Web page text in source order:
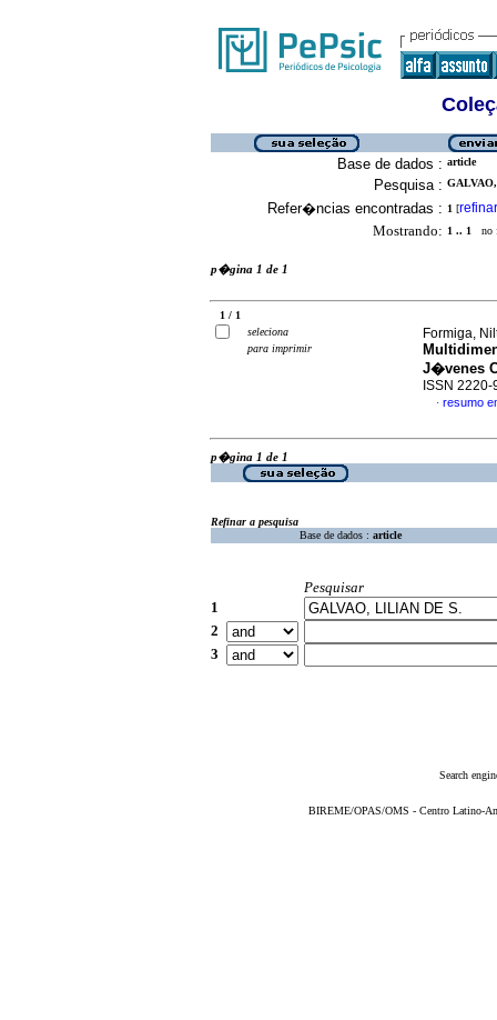
Base de dados : article
Pesquisa :
Refer�ncias encontradas : 1 [refinar
Mostrando: 1 .. 1 no
p�gina 1 de 1
1 / 1
seleciona
para imprimir
Formiga,
J�venes
ISSN 2220-
· resumo
p�gina 1 de 1
Refinar a pesquisa
Base de dados : article
Pesquisar
1
2
3
Search
BIREME/OPAS/OMS - Centro Latino-